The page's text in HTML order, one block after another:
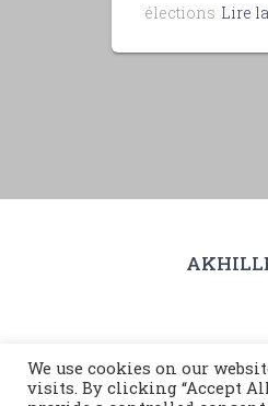
élections Lire
We use cookies on our
visits. By clicking “Accept